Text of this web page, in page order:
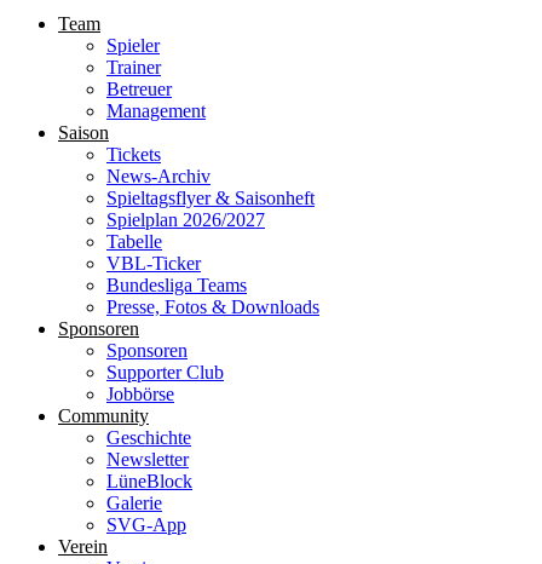
Team
Spieler
Trainer
Betreuer
Management
Saison
Tickets
News-Archiv
Spieltagsflyer & Saisonheft
Spielplan 2026/2027
Tabelle
VBL-Ticker
Bundesliga Teams
Presse, Fotos & Downloads
Sponsoren
Sponsoren
Supporter Club
Jobbörse
Community
Geschichte
Newsletter
LüneBlock
Galerie
SVG-App
Verein